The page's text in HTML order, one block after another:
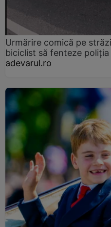
Urmărire comică pe
biciclist să fenteze
adevarul.ro